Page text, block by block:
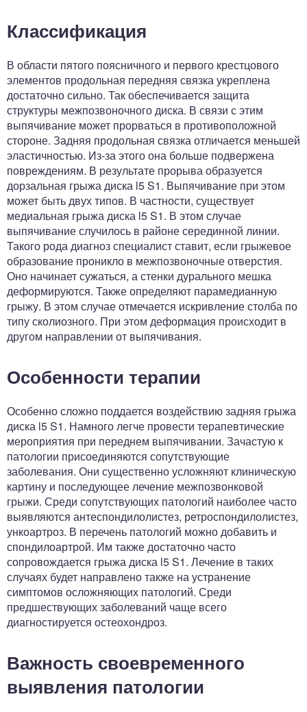
Классификация
В области пятого поясничного и первого крестцового
элементов продольная передняя связка укреплена
достаточно сильно. Так обеспечивается защита
структуры межпозвоночного диска. В связи с этим
выпячивание может прорваться в противоположной
стороне. Задняя продольная связка отличается меньшей
эластичностью. Из-за этого она больше подвержена
повреждениям. В результате прорыва образуется
дорзальная грыжа диска l5 S1. Выпячивание при этом
может быть двух типов. В частности, существует
медиальная грыжа диска l5 S1. В этом случае
выпячивание случилось в районе серединной линии.
Такого рода диагноз специалист ставит, если грыжевое
образование проникло в межпозвоночные отверстия.
Оно начинает сужаться, а стенки дурального мешка
деформируются. Также определяют парамедианную
грыжу. В этом случае отмечается искривление столба по
типу сколиозного. При этом деформация происходит в
другом направлении от выпячивания.
Особенности терапии
Особенно сложно поддается воздействию задняя грыжа
диска l5 S1. Намного легче провести терапевтические
мероприятия при переднем выпячивании. Зачастую к
патологии присоединяются сопутствующие
заболевания. Они существенно усложняют клиническую
картину и последующее лечение межпозвонковой
грыжи. Среди сопутствующих патологий наиболее часто
выявляются антеспондилолистез, ретроспондилолистез,
ункоартроз. В перечень патологий можно добавить и
спондилоартрой. Им также достаточно часто
сопровождается грыжа диска l5 S1. Лечение в таких
случаях будет направлено также на устранение
симптомов осложняющих патологий. Среди
предшествующих заболеваний чаще всего
диагностируется остеохондроз.
Важность своевременного
выявления патологии